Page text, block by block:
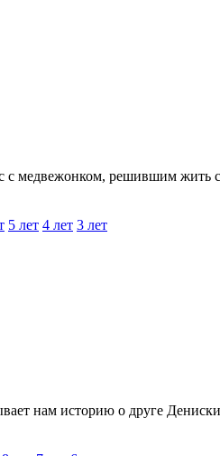
медвежонком, решившим жить
5 лет 4 лет 3 лет
нам историю о друге